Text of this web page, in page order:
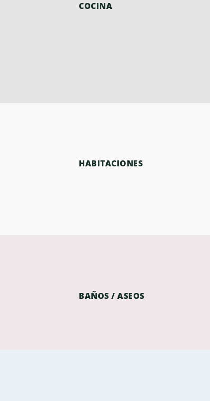
COCINA
HABITACIONES
BAÑOS / ASEOS